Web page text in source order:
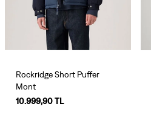
Rockridge Short Puffer
Mont
10.999,90 TL